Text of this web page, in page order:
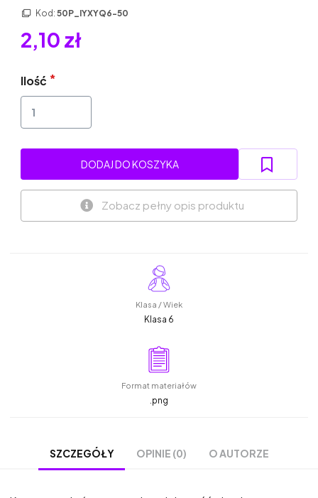
Kod: 50P_IYXYQ6-50
2,10 zł
Ilość
DODAJ DO KOSZYKA
Zobacz pełny opis produktu
Klasa / Wiek
Klasa 6
Format materiałów
.png
SZCZEGÓŁY OPINIE (0) O AUTORZE